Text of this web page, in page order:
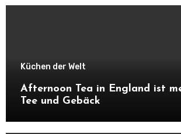
Küchen der Welt
Afternoon Tea in England ist
Tee und Gebäck